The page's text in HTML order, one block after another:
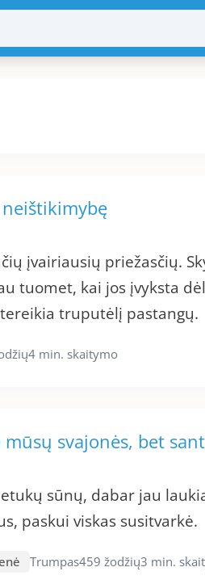
įvairiausių priežasčių.
tuomet, kai jos įvyksta
truputėlį pastangų.
4 min. skaitymo
svajonės, bet
sūnų, dabar jau
paskui viskas susitvarkė.
Trumpas459 žodžių3 min.